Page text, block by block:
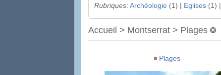
Rubriques: Archéologie (1) | Eglises(1) |
Accueil > Montserrat > Plages
Plages